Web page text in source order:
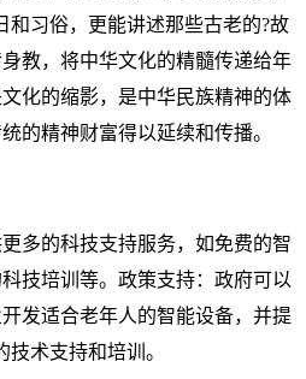
和习俗，更能讲述那些古老的?故
教，将中华文化的精髓传递给年
化的缩影，是中华民族精神的体
的精神财富得以延续和传播。
多的科技支持服务，如免费的智
技培训等。政策支持：政府可以
发适合老年人的智能设备，并提
术支持和培训。